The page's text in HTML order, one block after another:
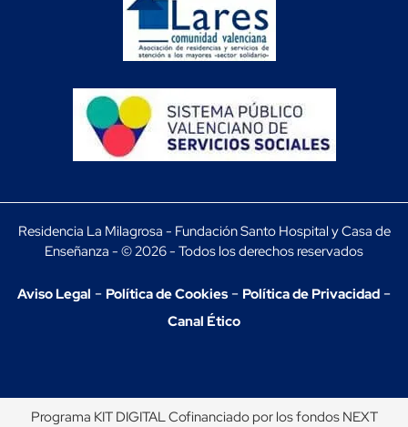
Residencia La Milagrosa - Fundación Santo Hospital y Casa de
Enseñanza - © 2026 - Todos los derechos reservados
Aviso Legal - Política de Cookies- Política de Privacidad -
Canal Ético
Programa KIT DIGITAL Cofinanciado por los fondos NEXT